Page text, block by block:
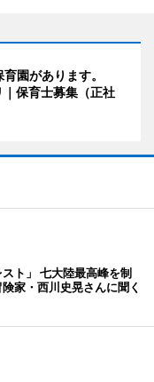
園があります。
保育士募集（正社
ト」 七大陸最高峰を制
家・西川史晃さんに聞く